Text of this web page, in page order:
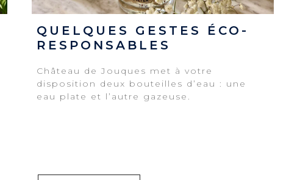
QUELQUES GESTES ÉCO-
RESPONSABLES
Château de Jouques met à votre
disposition deux bouteilles d’eau : une
eau plate et l’autre gazeuse.